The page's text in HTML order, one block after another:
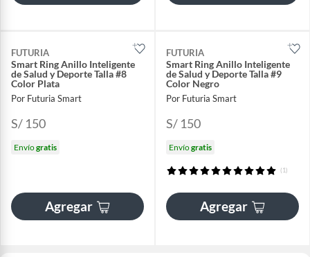
FUTURIA
Smart Ring Anillo Inteligente
de Salud y Deporte Talla #8
Color Plata
Por Futuria Smart
S/ 150
Envíogratis
Agregar
FUTURIA
Smart Ring Anillo Inteligente
de Salud y Deporte Talla #9
Color Negro
Por Futuria Smart
S/ 150
Envíogratis
(1)
Agregar